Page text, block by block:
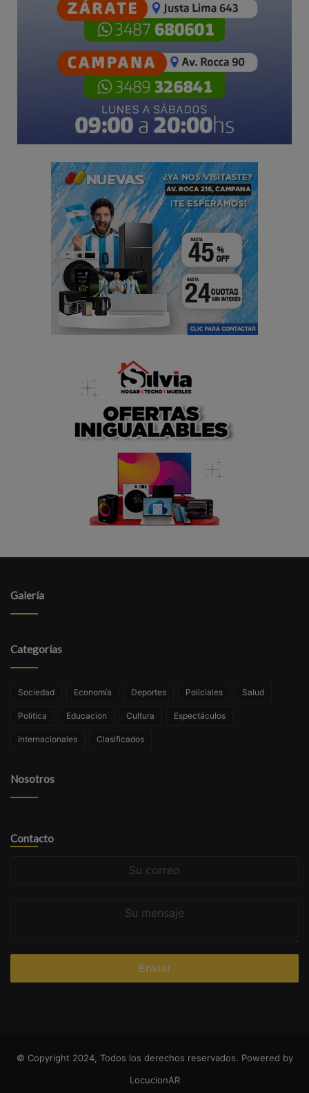
Galería
Categorías
Sociedad Economía Deportes Policiales Salud
Politica Educacion Cultura Espectáculos
Internacionales Clasificados
Nosotros
Contacto
© Copyright 2024, Todos los derechos reservados. Powered by
LocucionAR